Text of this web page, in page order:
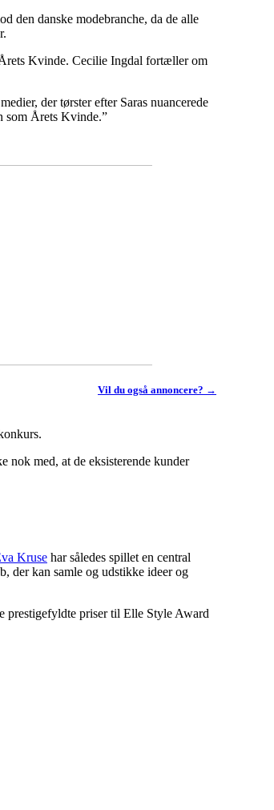
den danske modebranche, da de alle
Kvinde. Cecilie Ingdal fortæller om
der tørster efter Saras nuancerede
som Årets Kvinde.”
Vil du også annoncere? →
nok med, at de eksisterende kunder
Kruse har således spillet en central
der kan samle og udstikke ideer og
prestigefyldte priser til Elle Style Award